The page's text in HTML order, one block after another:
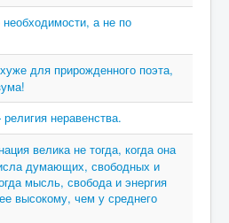
а не по
для прирожденного поэта,
неравенства.
велика не тогда, когда она
думающих, свободных и
мысль, свобода и энергия
высокому, чем у среднего